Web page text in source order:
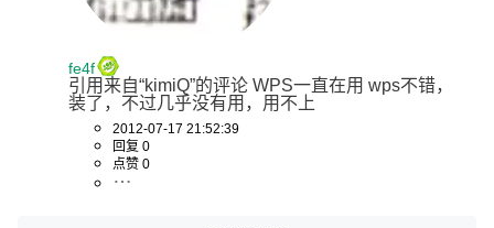
fe4f
引用来自“kimiQ”的评论 WPS一直在用 wps不错，
装了，不过几乎没有用，用不上
2012-07-17 21:52:39
回复 0
点赞 0